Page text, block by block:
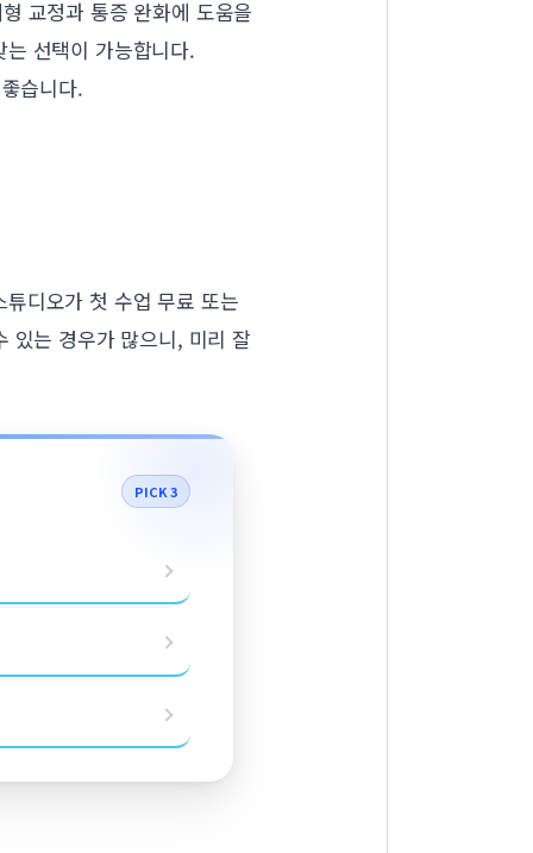
교정과 통증 완화에 도움을
선택이 가능합니다.
습니다.
디오가 첫 수업 무료 또는
있는 경우가 많으니, 미리 잘
PICK 3